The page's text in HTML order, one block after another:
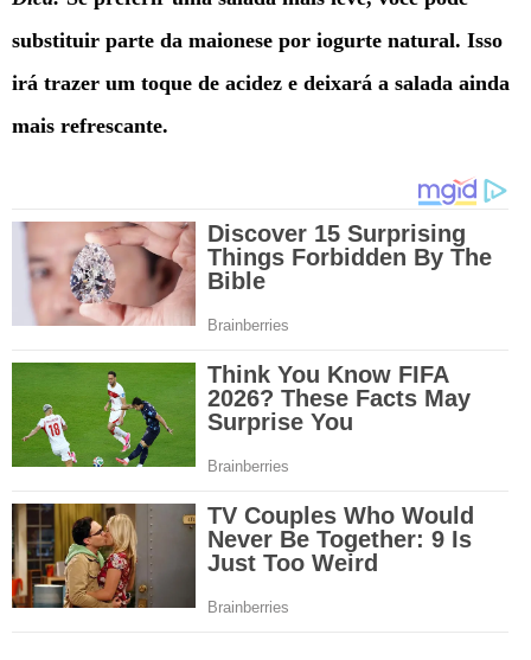
substituir parte da maionese por iogurte natural. Isso
irá trazer um toque de acidez e deixará a salada ainda
mais refrescante.